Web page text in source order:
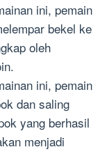
ini, pemain
bekel ke
oleh
ini, pemain
dan saling
yang berhasil
menjadi